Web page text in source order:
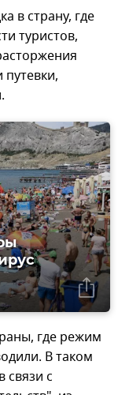
в страну, где
туристов,
где режим
В таком
связи с